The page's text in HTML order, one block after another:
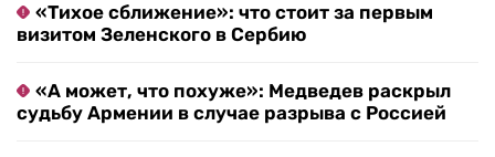
«Тихое сближение»: что стоит за первым
визитом Зеленского в Сербию
«А может, что похуже»: Медведев раскрыл
судьбу Армении в случае разрыва с Россией